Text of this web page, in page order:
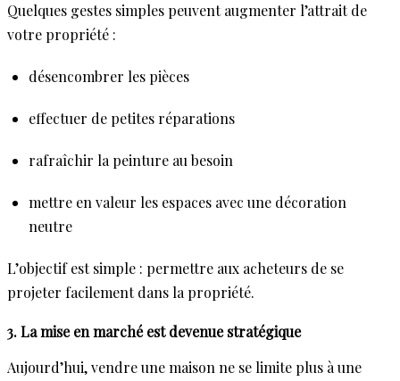
Quelques gestes simples peuvent augmenter l’attrait de
votre propriété :
désencombrer les pièces
effectuer de petites réparations
rafraîchir la peinture au besoin
mettre en valeur les espaces avec une décoration
neutre
L’objectif est simple : permettre aux acheteurs de se
projeter facilement dans la propriété.
3. La mise en marché est devenue stratégique
Aujourd’hui, vendre une maison ne se limite plus à une